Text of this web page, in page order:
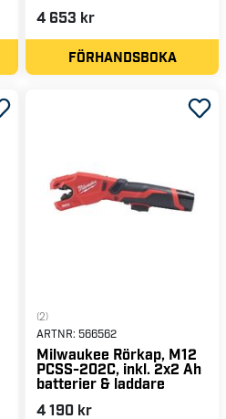
4 653 kr
FÖRHANDSBOKA
(2)
ARTNR: 566562
Milwaukee Rörkap, M12
PCSS-202C, inkl. 2x2 Ah
batterier & laddare
4 190 kr